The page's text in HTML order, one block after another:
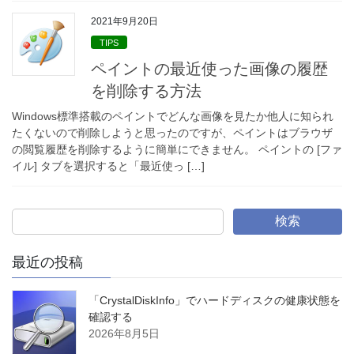
2021年9月20日
TIPS
ペイントの最近使った画像の履歴
を削除する方法
Windows標準搭載のペイントでどんな画像を見たか他人に知られ
たくないので削除しようと思ったのですが、ペイントはブラウザ
の閲覧履歴を削除するように簡単にできません。 ペイントの [ファ
イル] タブを選択すると「最近使っ […]
検索
最近の投稿
「CrystalDiskInfo」でハードディスクの健康状態を
確認する
2026年8月5日